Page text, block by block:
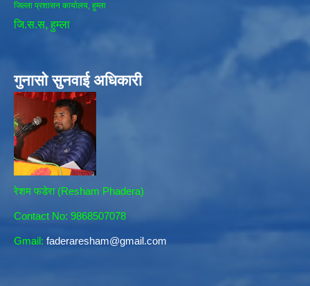
जिल्ला प्रशासन कार्यालय, हुम्ला
जि.स.स, हुम्ला
गुनासो सुनवाई अधिकारी
रेशम फडेरा (Resham Phadera)
Contact No: 9868507078
Gmail: faderaresham@gmail.com